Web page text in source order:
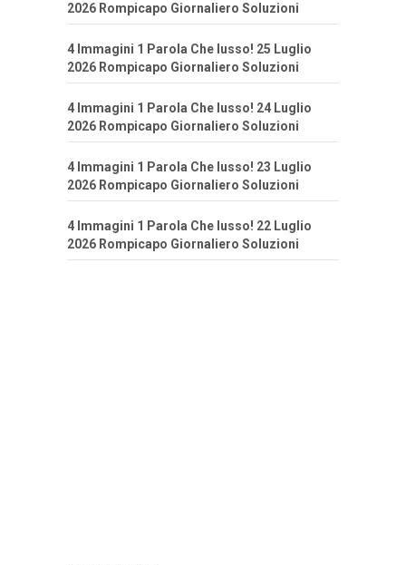
2026 Rompicapo Giornaliero Soluzioni
4 Immagini 1 Parola Che lusso! 25 Luglio
2026 Rompicapo Giornaliero Soluzioni
4 Immagini 1 Parola Che lusso! 24 Luglio
2026 Rompicapo Giornaliero Soluzioni
4 Immagini 1 Parola Che lusso! 23 Luglio
2026 Rompicapo Giornaliero Soluzioni
4 Immagini 1 Parola Che lusso! 22 Luglio
2026 Rompicapo Giornaliero Soluzioni